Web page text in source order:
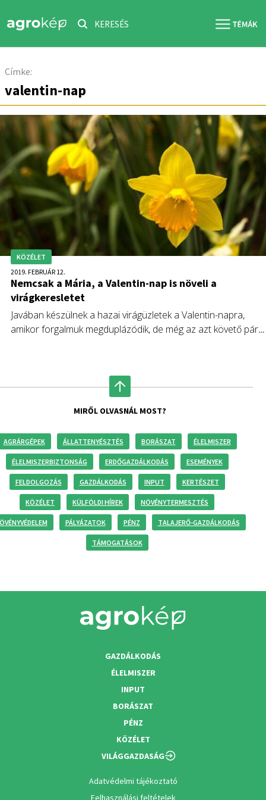
KERESÉS
Címke:
valentin-nap
KÖZÉLET
2019. FEBRUÁR 12.
Nemcsak a Mária, a Valentin-nap is növeli a
virágkeresletet
Javában készülnek a hazai virágüzletek a Valentin-napra,
amikor forgalmuk megduplázódik, de még az azt követő pár
jött a nárcisz és a jácint.
MIRŐL OLVASNÁL MOST?
AGRÁRGÉPEK ÁLLATTENYÉSZTÉS BORÁSZAT ÉLELMISZER
ÉLELMISZERBIZTONSÁG ERDŐGAZDÁLKODÁS ESEMÉNYEK
FELDOLGOZÁS GAZDÁLKODÁS INPUT KERTÉSZET
KÖZÉLET KÜLFÖLDI HÍREK NÖVÉNYTERMESZTÉS
PÁLYÁZATOK PÉNZ TALAJERŐ-GAZDÁLKODÁS
TÁMOGATÁSOK
GAZDÁLKODÁS
ÉLELMISZER
INPUT
BORÁSZAT
PÉNZ
KÖZÉLET
VILÁGGAZDASÁG
Adatvédelmi tájékoztató
Felhasználási feltételek